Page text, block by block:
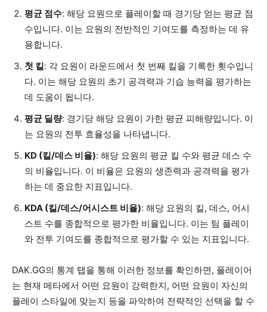
평균 점수: 해당 요원으로 플레이할 때 경기당 얻는 평균 점
수입니다. 이는 요원의 전반적인 기여도를 측정하는 데 유
용합니다.
첫 킬: 각 요원이 라운드에서 첫 번째 킬을 기록한 횟수입니
다. 이는 해당 요원의 초기 공격력과 기습 능력을 평가하는
데 도움이 됩니다.
평균 딜량: 경기당 해당 요원이 가한 평균 피해량입니다. 이
는 요원의 전투 효율성을 나타냅니다.
KD (킬/데스 비율): 해당 요원의 평균 킬 수와 평균 데스 수
의 비율입니다. 이 비율은 요원의 생존력과 공격력을 평가
하는 데 중요한 지표입니다.
KDA (킬/데스/어시스트 비율): 해당 요원의 킬, 데스, 어시
스트 수를 종합적으로 평가한 비율입니다. 이는 팀 플레이
와 전투 기여도를 종합적으로 평가할 수 있는 지표입니다.
DAK.GG의 통계 탭을 통해 이러한 정보를 확인하면, 플레이어
는 현재 메타에서 어떤 요원이 강력한지, 어떤 요원이 자신의
플레이 스타일에 맞는지 등을 파악하여 전략적인 선택을 할 수